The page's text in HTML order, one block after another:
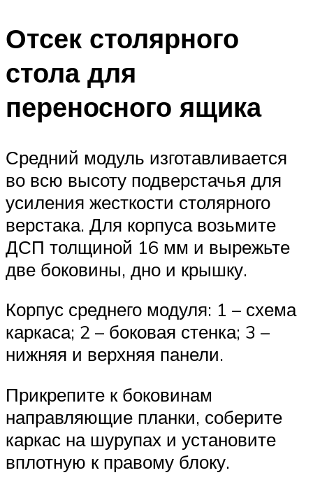
Отсек столярного
стола для
переносного ящика
Средний модуль изготавливается
во всю высоту подверстачья для
усиления жесткости столярного
верстака. Для корпуса возьмите
ДСП толщиной 16 мм и вырежьте
две боковины, дно и крышку.
Корпус среднего модуля: 1 – схема
каркаса; 2 – боковая стенка; 3 –
нижняя и верхняя панели.
Прикрепите к боковинам
направляющие планки, соберите
каркас на шурупах и установите
вплотную к правому блоку.